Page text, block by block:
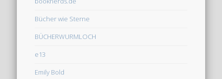
Bücher wie Sterne
BÜCHERWURMLOCH
e13
Emily Bold